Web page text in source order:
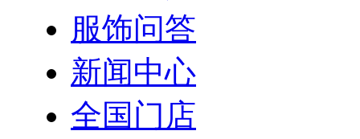
服饰问答
新闻中心
全国门店